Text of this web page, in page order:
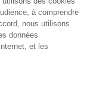
à comprendre
nous utilisons
données
et les